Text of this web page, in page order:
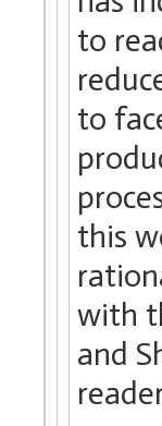
to
to
this
with
and